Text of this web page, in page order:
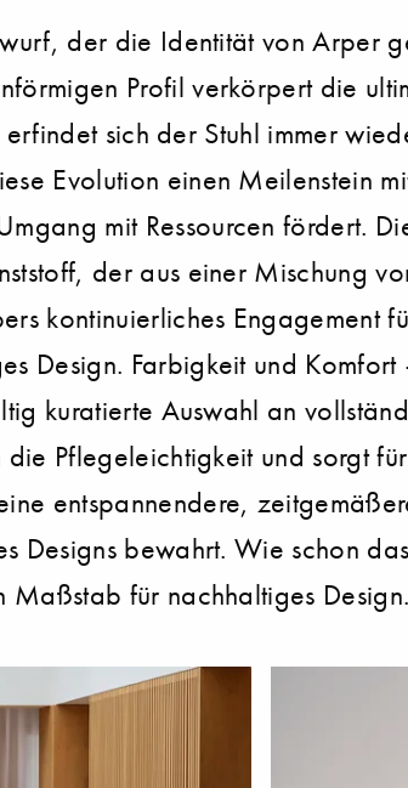
der die Identität von Arper
Profil verkörpert die
sich der Stuhl immer
Evolution einen Meilenstein
mit Ressourcen fördert.
der aus einer Mischung
kontinuierliches Engagement
Design. Farbigkeit und
kuratierte Auswahl an
Pflegeleichtigkeit und sorgt
entspannendere,
Designs bewahrt. Wie schon
Maßstab für nachhaltiges Design.